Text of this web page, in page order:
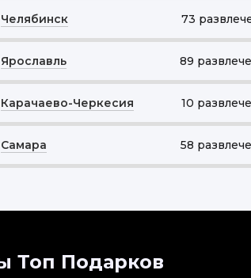
Челябинск 73
Ярославль 89
Карачаево-Черкесия 10
Самара 58
Топ Подарков